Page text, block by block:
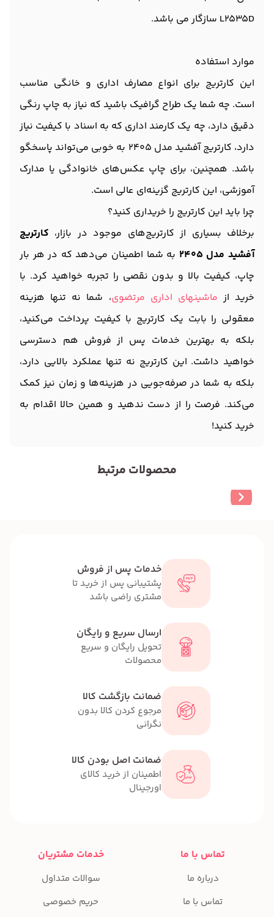
L2535D سازگار می باشد.
موارد استفاده
این کارتریج برای انواع مصارف اداری و خانگی مناسب
است. چه شما یک طراح گرافیک باشید که نیاز به چاپ رنگی
دقیق دارد، چه یک کارمند اداری که به اسناد با کیفیت نیاز
دارد، کارتریج آفشید مدل 2405 به خوبی می‌تواند پاسخگو
باشد. همچنین، برای چاپ عکس‌های خانوادگی یا مدارک
آموزشی، این کارتریج گزینه‌ای عالی است.
چرا باید این کارتریج را خریداری کنید؟
برخلاف بسیاری از کارتریج‌های موجود در بازار، کارتریج
آفشید مدل 2405
به شما اطمینان می‌دهد که در هر بار
چاپ، کیفیت بالا و بدون نقصی را تجربه خواهید کرد. با
خرید از ماشینهای اداری مرتضوی، شما نه تنها هزینه
معقولی را بابت یک کارتریج با کیفیت پرداخت می‌کنید،
بلکه به بهترین خدمات پس از فروش هم دسترسی
خواهید داشت. این کارتریج نه تنها عملکرد بالایی دارد،
بلکه به شما در صرفه‌جویی در هزینه‌ها و زمان نیز کمک
می‌کند. فرصت را از دست ندهید و همین حالا اقدام به
خرید کنید!
محصولات مرتبط
خدمات پس از فروش
پشتیبانی پس از خرید تا
مشتری راضی باشد
ارسال سریع و رایگان
تحویل رایگان و سریع
محصولات
ضمانت بازگشت کالا
مرجوع کردن کالا بدون
نگرانی
ضمانت اصل بودن کالا
اطمینان از خرید کالای
اورجینال
تماس با ما
درباره ما
تماس با ما
خدمات مشتریان
سوالات متداول
حریم خصوصی